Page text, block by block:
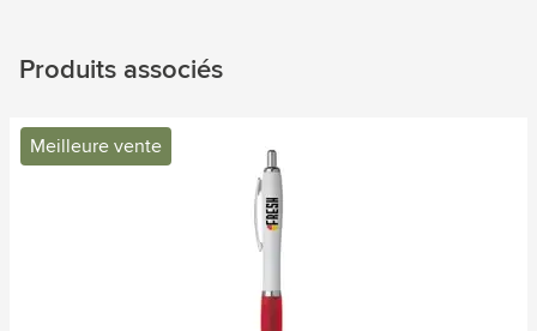
Produits associés
Meilleure vente